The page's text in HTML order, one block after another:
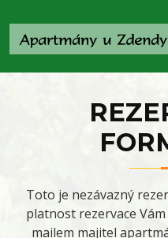
Toto je nezávazný
platnost rezervace
mailem majitel